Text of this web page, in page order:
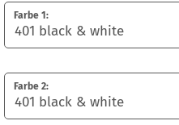
Farbe 1:
Farbe 2: